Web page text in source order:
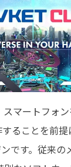
スマートフォ
ることを前
です。従来の